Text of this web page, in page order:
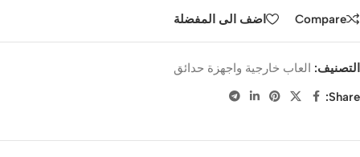
Compare اضف الى المفضلة
التصنيف: العاب خارجية واجهزة حدائق
Share: